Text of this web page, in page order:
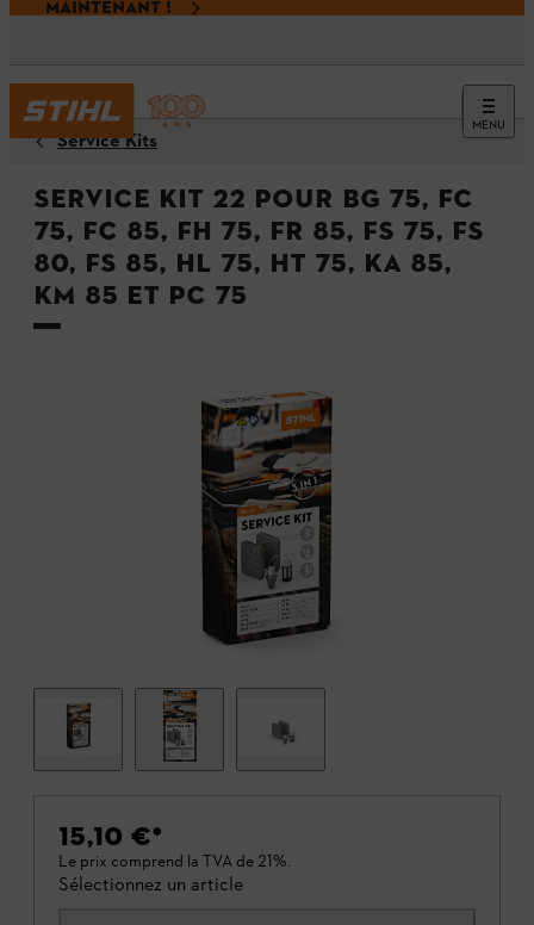
MAINTENANT !
MENU
Service Kits
Service Kit 22 pour BG 75, FC
75, FC 85, FH 75, FR 85, FS 75, FS
80, FS 85, HL 75, HT 75, KA 85,
KM 85 et PC 75
15,10 €*
Le prix comprend la TVA de 21%.
Sélectionnez un article